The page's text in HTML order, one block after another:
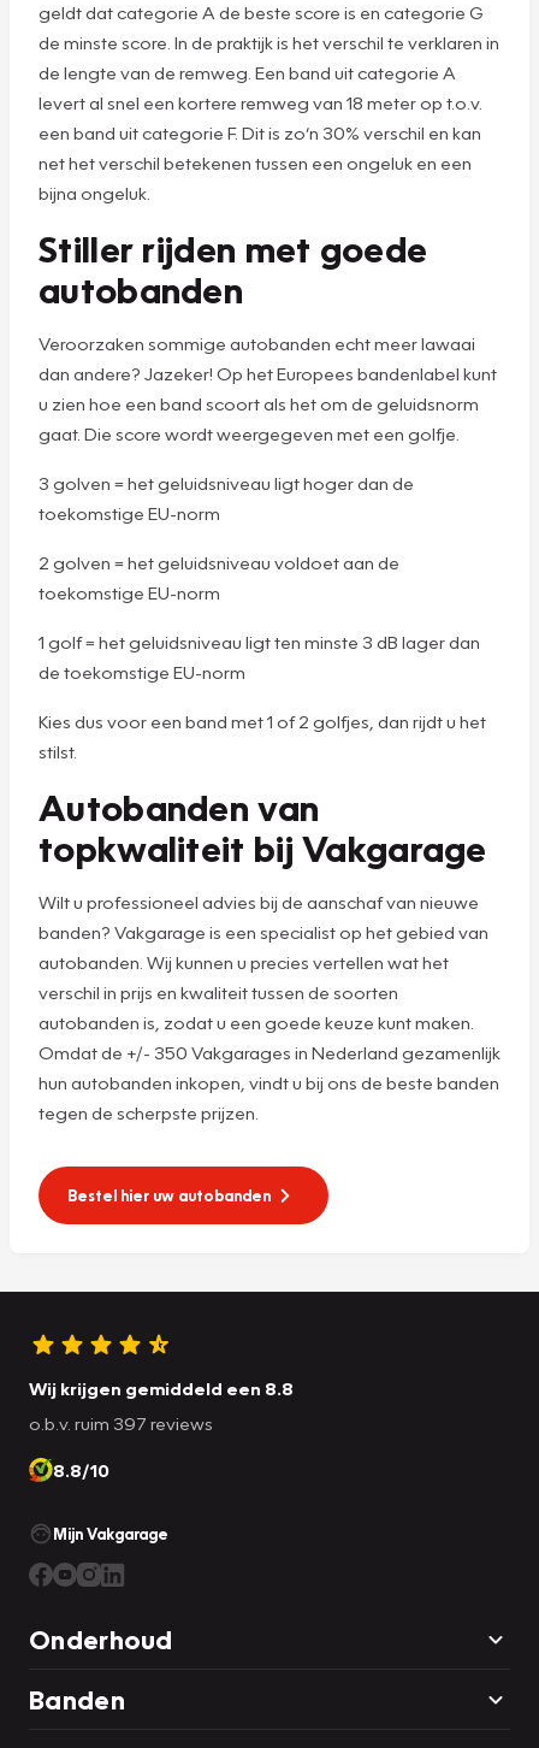
geldt dat categorie A de beste score is en categorie G
de minste score. In de praktijk is het verschil te verklaren in
de lengte van de remweg. Een band uit categorie A
levert al snel een kortere remweg van 18 meter op t.o.v.
een band uit categorie F. Dit is zo’n 30% verschil en kan
net het verschil betekenen tussen een ongeluk en een
bijna ongeluk.
Stiller rijden met goede
autobanden
Veroorzaken sommige autobanden echt meer lawaai
dan andere? Jazeker! Op het Europees bandenlabel kunt
u zien hoe een band scoort als het om de geluidsnorm
gaat. Die score wordt weergegeven met een golfje.
3 golven = het geluidsniveau ligt hoger dan de
toekomstige EU-norm
2 golven = het geluidsniveau voldoet aan de
toekomstige EU-norm
1 golf = het geluidsniveau ligt ten minste 3 dB lager dan
de toekomstige EU-norm
Kies dus voor een band met 1 of 2 golfjes, dan rijdt u het
stilst.
Autobanden van
topkwaliteit bij Vakgarage
Wilt u professioneel advies bij de aanschaf van nieuwe
banden? Vakgarage is een specialist op het gebied van
autobanden. Wij kunnen u precies vertellen wat het
verschil in prijs en kwaliteit tussen de soorten
autobanden is, zodat u een goede keuze kunt maken.
Omdat de +/- 350 Vakgarages in Nederland gezamenlijk
hun autobanden inkopen, vindt u bij ons de beste banden
tegen de scherpste prijzen.
Bestel hier uw autobanden
Wij krijgen gemiddeld een 8.8
o.b.v. ruim 397 reviews
8.8/10
Mijn Vakgarage
Onderhoud
Banden